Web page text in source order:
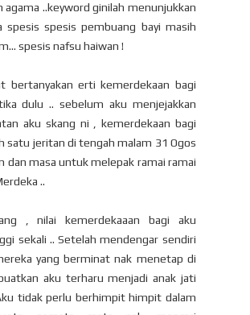
agama ..keyword ginilah menunjukkan
spesis spesis pembuang bayi masih
spesis nafsu haiwan !
bertanyakan erti kemerdekaan bagi
dulu .. sebelum aku menjejakkan
aku skang ni , kemerdekaan bagi
satu jeritan di tengah malam 31 Ogos
dan masa untuk melepak ramai ramai
..
, nilai kemerdekaaan bagi aku
sekali .. Setelah mendengar sendiri
yang berminat nak menetap di
aku terharu menjadi anak jati
tidak perlu berhimpit himpit dalam